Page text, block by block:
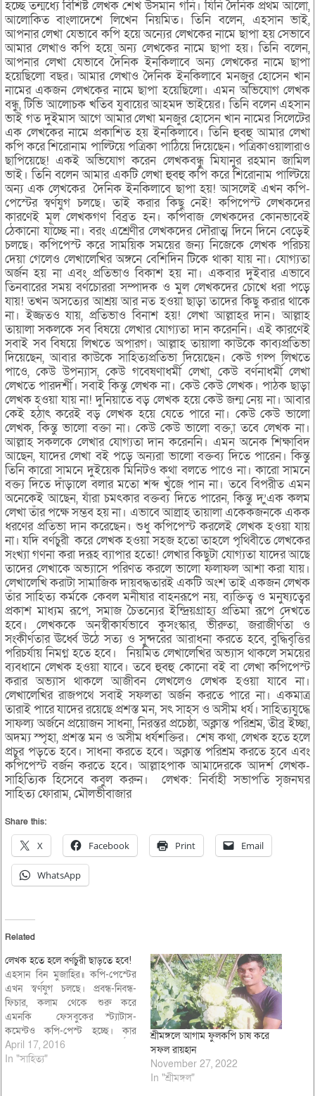
হচ্ছে তন্মধ্যে বিশিষ্ট লেখক শেখ উসমান গনি। যিনি দৈনিক প্রথম আলো,
আলোকিত বাংলাদেশে লিখেন নিয়মিত। তিনি বলেন, এহসান ভাই,
আপনার লেখা যেভাবে কপি হয়ে অন্যের লেখকের নামে ছাপা হয় সেভাবে
আমার লেখাও কপি হয়ে ্অন্য লেখকের নামে ছাপা হয়। তিনি বলেন,
আপনার লেখা যেভাবে দৈনিক ইনকিলাবে অন্য লেখকের নামে ছাপা
হয়েছিলো বছর। আমার লেখাও দৈনিক ইনকিলাবে মনজুর হোসেন খান
নামের একজন লেখকের নামে ছাপা হয়েছিলো। এমন অভিযোগ লেখক
বন্ধু, টিভি আলোচক খতিব যুবায়ের আহমদ ভাইয়ের। তিনি বলেন এহসান
ভাই গত দুইমাস আগে আমার লেখা মনজুর হোসেন খান নামের সিলেটের
এক লেখকের নামে প্রকাশিত হয় ইনকিলাবে। তিনি হুবহু আমার লেখা
কপি করে শিরোনাম পাল্টিয়ে পত্রিকা পাঠিয়ে দিয়েছেন। পত্রিকাওয়ালারাও
ছাপিয়েছে! একই অভিযোগ করেন লেখকবন্ধু মিযানুর রহমান জামিল
ভাই। তিনি বলেন আমার একটি লেখা হুবহু কপি করে শিরোনাম পাল্টিয়ে
অন্য এক লেখকের দৈনিক ইনকিলাবে ছাপা হয়! আসলেই এখন কপি-
পেস্টের স্বর্ণযুগ চলছে। তাই করার কিছু নেই! কপিপেস্ট লেখকদের
কারণেই মূল লেখকগণ বিব্রত হন। কপিবাজ লেখকদের কোনভাবেই
ঠেকানো যাচ্ছে না। বরং এশ্রেণীর লেখকদের দৌরাত্ম দিনে দিনে বেড়েই
চলছে। কপিপেস্ট করে সাময়িক সময়ের জন্য নিজেকে লেখক পরিচয়
দেয়া গেলেও লেখালেখির অঙ্গনে বেশিদিন টিকে থাকা যায় না। যোগ্যতা
অর্জন হয় না এবং প্রতিভাও বিকাশ হয় না। একবার দুইবার এভাবে
তিনবারের সময় বর্ণচোররা সম্পাদক ও মুল লেখকদের চোখে ধরা পড়ে
যায়! তখন অসত্যের আশ্রয় আর নত হওয়া ছাড়া তাদের কিছু করার থাকে
না। ইজ্জতও যায়, প্রতিভাও বিনাশ হয়! লেখা আল্লাহর দান। আল্লাহ
তায়ালা সকলকে সব বিষয়ে লেখার যোগ্যতা দান করেননি। এই কারণেই
সবাই সব বিষয়ে লিখতে অপারগ। আল্লাহ তায়ালা কাউকে কাব্যপ্রতিভা
দিয়েছেন, আবার কাউকে সাহিত্যপ্রতিভা দিয়েছেন। কেউ গল্প লিখতে
পাওে, কেউ উপন্যাস, কেউ গবেষণাধর্মী লেখা, কেউ বর্ণনাধর্মী লেখা
লেখতে পারদর্শী। সবাই কিন্তু লেখক না। কেউ কেউ লেখক। পাঠক ছাড়া
লেখক হওয়া যায় না! দুনিয়াতে বড় লেখক হয়ে কেউ জন্ম নেয় না। আবার
কেই হঠাৎ করেই বড় লেখক হয়ে যেতে পারে না। কেউ কেউ ভালো
লেখক, কিন্তু ভালো বক্তা না। কেউ কেউ ভালো বক্ত,া তবে লেখক না।
আল্লাহ সকলকে লেখার যোগ্যতা দান করেননি। এমন অনেক শিক্ষাবিদ
আছেন, যাদের লেখা বই পড়ে অন্যরা ভালো বক্তব্য দিতে পারেন। কিন্তু
তিনি কারো সামনে দুইয়েক মিনিটও কথা বলতে পাওে না। কারো সামনে
বক্ত্য দিতে দাঁড়ালে বলার মতো শব্দ খুঁজে পান না। তবে বিপরীত এমন
অনেকেই আছেন, যাঁরা চমৎকার বক্তব্য দিতে পারেন, কিন্তু দ’ুএক কলম
লেখা তাঁর পক্ষে সম্ভব হয় না। এভাবে আল্রাহ তায়ালা একেকজনকে একক
ধরণের প্রতিভা দান করেছেন। শুধু কপিপেস্ট করলেই লেখক হওয়া যায়
না। যদি বর্ণচুরী করে লেখক হওয়া সহজ হতো তাহলে পৃথিবীতে লেখকের
সংখ্যা গণনা করা দরূহ ব্যাপার হতো! লেখার কিছুটা যোগ্যতা যাদের আছে
তাদের লেখাকে অভ্যাসে পরিণত করলে ভালো ফলাফল আশা করা যায়।
লেখালেখি করাটা সামাজিক দায়বদ্ধতারই একটি অংশ তাই একজন লেখক
তাঁর সাহিত্য কর্মকে কেবল মনীষার বাহনরূপে নয়, ব্যক্তিত্ব ও মনুষ্যত্বের
প্রকাশ মাধ্যম রূপে, সমাজ চৈতন্যের ইন্দ্রিয়গ্রাহ্য প্রতিমা রূপে দেখতে
হবে। লেখককে অনস্বীকার্যভাবে কুসংস্কার, ভীরুতা, জরাজীর্ণতা ও
সংকীর্ণতার ঊর্ধ্বে উঠে সত্য ও সুন্দরের আরাধনা করতে হবে, বুদ্ধিবৃত্তির
পরিচর্যায় নিমগ্ন হতে হবে। নিয়মিত লেখালেখির অভ্যাস থাকলে সময়ের
ব্যবধানে লেখক হওয়া যাবে। তবে হুবহু কোনো বই বা লেখা কপিপেস্ট
করার অভ্যাস থাকলে আজীবন লেখলেও লেখক হওয়া যাবে না।
লেখালেখির রাজপথে সবাই সফলতা অর্জন করতে পারে না। একমাত্র
তারাই পারে যাদের রয়েছে প্রশস্ত মন, সৎ সাহস ও অসীম ধর্য। সাহিত্যযুদ্ধে
সাফল্য অর্জনে প্রয়োজন সাধনা, নিরন্তর প্রচেষ্ঠা, অক্লান্ত পরিশ্রম, তীব্র ইচ্ছা,
অদম্য স্পৃহা, প্রশস্ত মন ও অসীম ধর্যশক্তির। শেষ কথা, লেখক হতে হলে
প্রচুর পড়তে হবে। সাধনা করতে হবে। অক্লান্ত পরিশ্রম করতে হবে এবং
কপিপেস্ট বর্জন করতে হবে। আল্লাহপাক আমাদেরকে আদর্শ লেখক-
সাহিত্যিক হিসেবে কবুল করুন। লেখক: নির্বাহী সভাপতি সৃজনঘর
সাহিত্য ফোরাম, মৌলভীবাজার
Share this:
X Facebook Print Email
WhatsApp
Related
লেখক হতে হলে বর্ণচুরী ছাড়তে হবে!
এহসান বিন মুজাহির॥ কপি-পেস্টের
এখন স্বর্ণযুগ চলছে। প্রবন্ধ-নিবন্ধ-
ফিচার, কলাম থেকে শুরু করে
এমনকি ফেসবুকের স্ট্যাটাস-
কমেন্টও কপি-পেস্ট হচ্ছে। কার
আগে কে কপি করে সংবাদ পোর্টালে
পাবলিশ করবে এনিয়েও চলছে
April 17, 2016
In "সাহিত্য"
শ্রীমঙ্গলে আগাম ফুলকপি চাষ করে
সফল রায়হান
November 27, 2022
In "শ্রীমঙ্গল"